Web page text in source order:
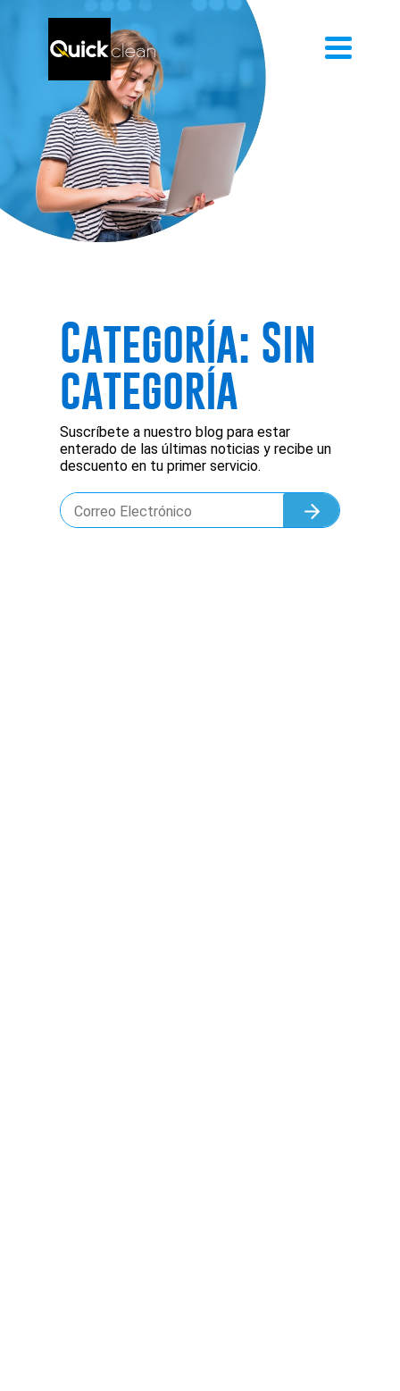
Categoría: Sin
categoría
Suscríbete a nuestro blog para estar
enterado de las últimas noticias y recibe un
descuento en tu primer servicio.